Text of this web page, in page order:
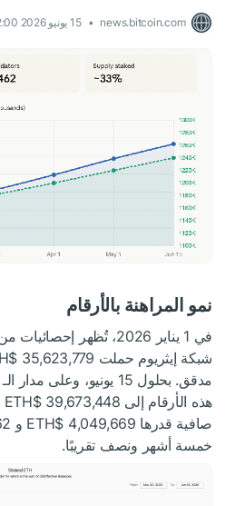
news.bitcoin.com 15 يونيو 2026 12:00, UTC
نمو المراهنة بالأرقام
شبكة إيثريوم حملت 35,623,779
$ETH
هذه الأرقام إلى 39,673,448
$ETH
صافية قدرها 4,049,669
$ETH
خمسة أشهر ونصف تقريبًا.